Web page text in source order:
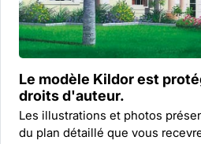
Le modèle Kildor est
droits d'auteur.
Les illustrations et photos
du plan détaillé que vous